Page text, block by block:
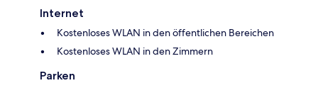
Internet
Kostenloses WLAN in den öffentlichen Bereichen
Kostenloses WLAN in den Zimmern
Parken